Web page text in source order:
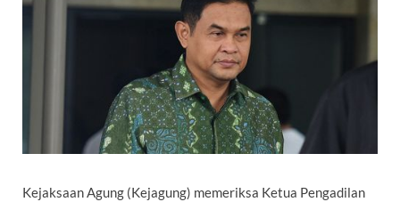
Kejaksaan Agung (Kejagung) memeriksa Ketua Pengadilan